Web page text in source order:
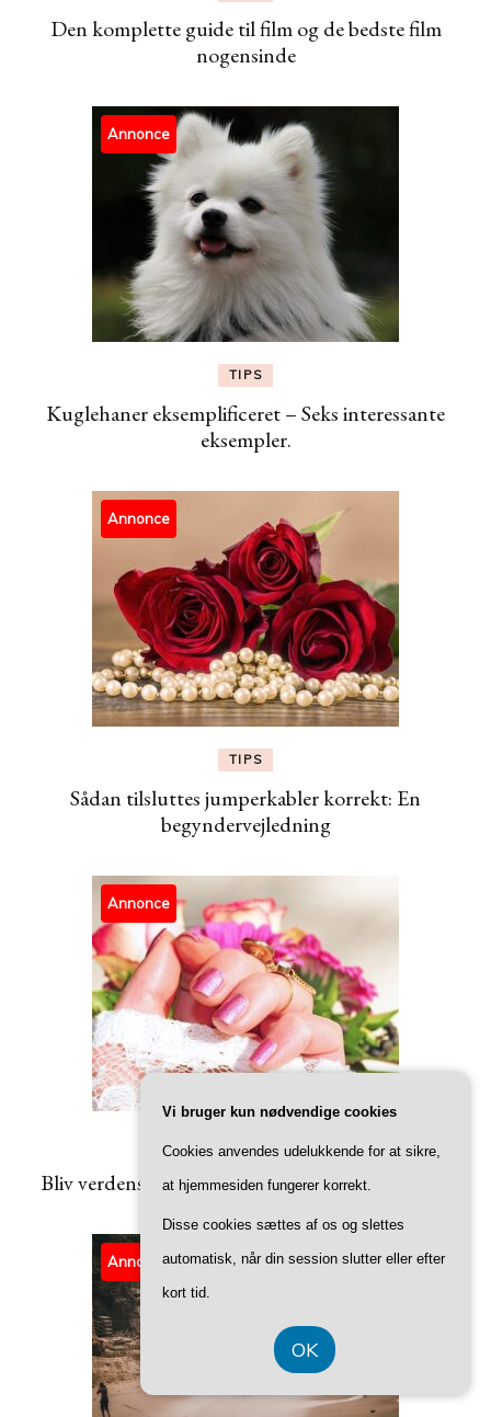
Den komplette guide til film og de bedste film
nogensinde
Annonce
TIPS
Kuglehaner eksemplificeret – Seks interessante
eksempler.
Annonce
TIPS
Sådan tilsluttes jumperkabler korrekt: En
begyndervejledning
Annonce
TIPS
Bliv verdensmester i negle med de her 9 punkter
Annonce
Vi bruger kun nødvendige cookies
Cookies anvendes udelukkende for at sikre,
at hjemmesiden fungerer korrekt.
Disse cookies sættes af os og slettes
automatisk, når din session slutter eller efter
kort tid.
OK